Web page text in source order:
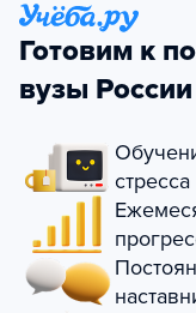
Готовим к
вузы России
стресса